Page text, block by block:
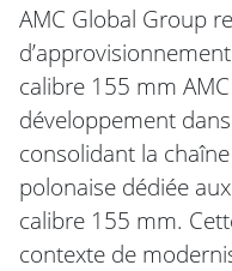
AMC Global Group
calibre 155 mm
développement
consolidant la
polonaise dédiée
calibre 155 mm.
contexte de